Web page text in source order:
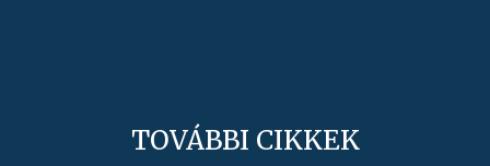
TOVÁBBI CIKKEK